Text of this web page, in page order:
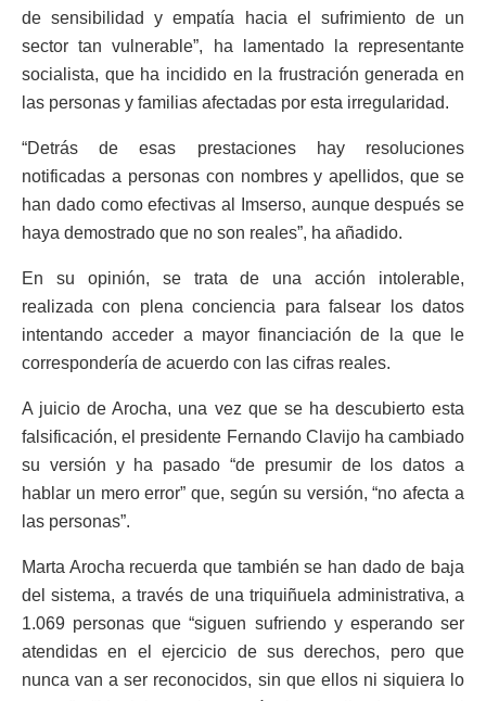
de sensibilidad y empatía hacia el sufrimiento de un
sector tan vulnerable”, ha lamentado la representante
socialista, que ha incidido en la frustración generada en
las personas y familias afectadas por esta irregularidad.
“Detrás de esas prestaciones hay resoluciones
notificadas a personas con nombres y apellidos, que se
han dado como efectivas al Imserso, aunque después se
haya demostrado que no son reales”, ha añadido.
En su opinión, se trata de una acción intolerable,
realizada con plena conciencia para falsear los datos
intentando acceder a mayor financiación de la que le
correspondería de acuerdo con las cifras reales.
A juicio de Arocha, una vez que se ha descubierto esta
falsificación, el presidente Fernando Clavijo ha cambiado
su versión y ha pasado “de presumir de los datos a
hablar un mero error” que, según su versión, “no afecta a
las personas”.
Marta Arocha recuerda que también se han dado de baja
del sistema, a través de una triquiñuela administrativa, a
1.069 personas que “siguen sufriendo y esperando ser
atendidas en el ejercicio de sus derechos, pero que
nunca van a ser reconocidos, sin que ellos ni siquiera lo